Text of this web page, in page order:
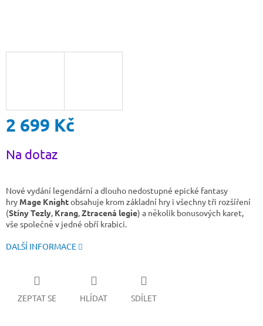
2 699 Kč
cena:
Na dotaz
Nové vydání legendární a dlouho nedostupné epické fantasy
hry Mage Knightobsahuje krom základní hry i všechny tři rozšíření
(Stíny Tezly, Krang,Ztracená legie) a několik bonusových karet,
vše společně v jedné obří krabici.
DALŠÍ INFORMACE
ZEPTAT SE HLÍDAT SDÍLET